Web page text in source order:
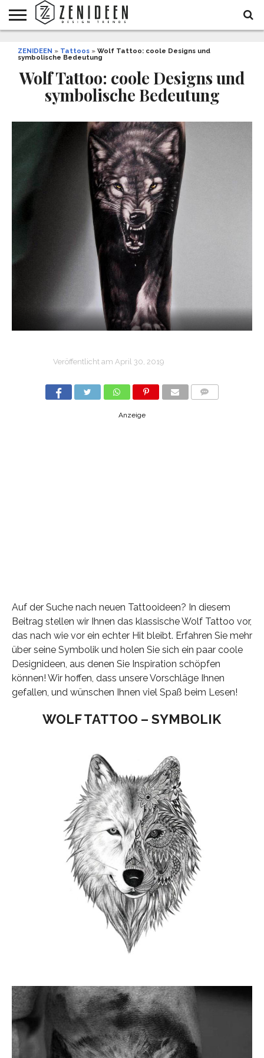
INNENDESIGN
ARCHITEKTUR
GARTEN
UND
LIFESTYLE
DEKO
&
DIY
STYLE
REZEPTE
GESUNDHEIT
WEIHNACHTEN
ZENIDEEN » Tattoos » Wolf Tattoo: coole Designs und
symbolische Bedeutung
Wolf Tattoo: coole Designs und
symbolische Bedeutung
Veröffentlicht am April 30, 2019
Anzeige
Auf der Suche nach neuen Tattooideen? In diesem
Beitrag stellen wir Ihnen das klassische Wolf Tattoo vor,
das nach wie vor ein echter Hit bleibt. Erfahren Sie mehr
über seine Symbolik und holen Sie sich ein paar coole
Designideen, aus denen Sie Inspiration schöpfen
können! Wir hoffen, dass unsere Vorschläge Ihnen
gefallen, und wünschen Ihnen viel Spaß beim Lesen!
WOLF TATTOO – SYMBOLIK